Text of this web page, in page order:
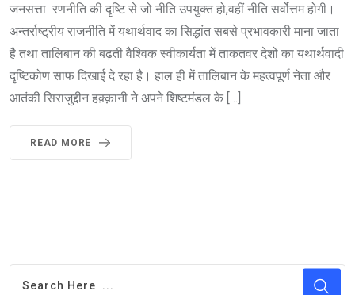
जनसत्ता रणनीति की दृष्टि से जो नीति उपयुक्त हो,वहीं नीति सर्वोत्तम होगी।
अन्तर्राष्ट्रीय राजनीति में यथार्थवाद का सिद्धांत सबसे प्रभावकारी माना जाता
है तथा तालिबान की बढ़ती वैश्विक स्वीकार्यता में ताकतवर देशों का यथार्थवादी
दृष्टिकोण साफ दिखाई दे रहा है। हाल ही में तालिबान के महत्वपूर्ण नेता और
आतंकी सिराजुद्दीन हक़्क़ानी ने अपने शिष्टमंडल के […]
READ MORE